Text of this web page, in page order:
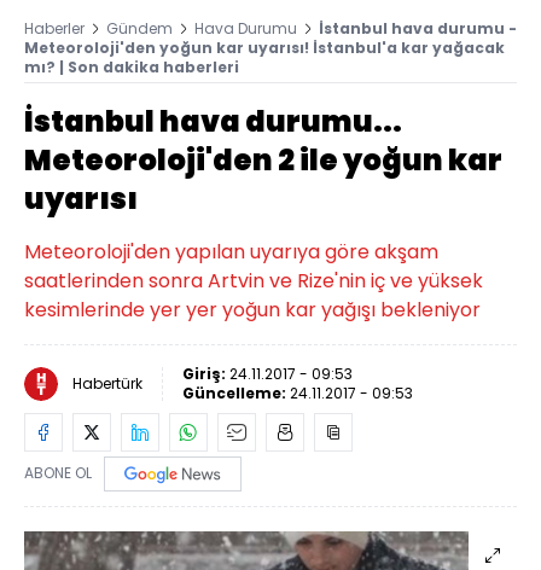
Haberler Gündem Hava Durumu
İstanbul hava durumu -
Meteoroloji'den yoğun kar uyarısı! İstanbul'a kar yağacak
mı? | Son dakika haberleri
İstanbul hava durumu...
Meteoroloji'den 2 ile yoğun kar
uyarısı
Meteoroloji'den yapılan uyarıya göre akşam
saatlerinden sonra Artvin ve Rize'nin iç ve yüksek
kesimlerinde yer yer yoğun kar yağışı bekleniyor
Habertürk Giriş: 24.11.2017 - 09:53
Güncelleme: 24.11.2017 - 09:53
ABONE OL